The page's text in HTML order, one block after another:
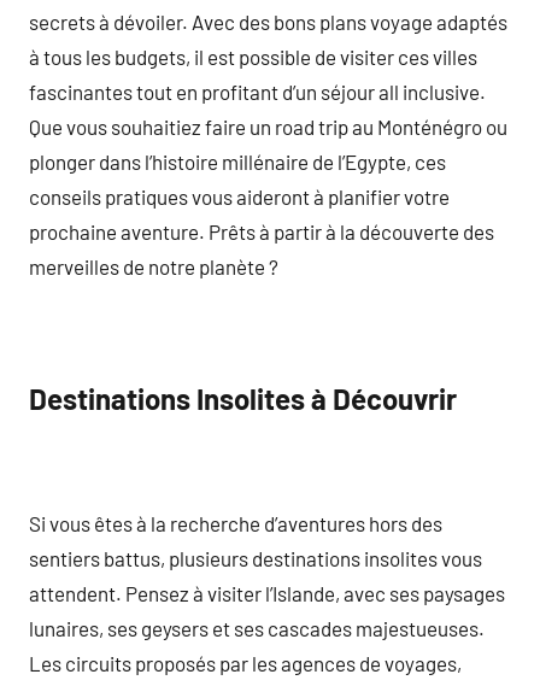
secrets à dévoiler. Avec des bons plans voyage adaptés
à tous les budgets, il est possible de visiter ces villes
fascinantes tout en profitant d’un séjour all inclusive.
Que vous souhaitiez faire un road trip au Monténégro ou
plonger dans l’histoire millénaire de l’Egypte, ces
conseils pratiques vous aideront à planifier votre
prochaine aventure. Prêts à partir à la découverte des
merveilles de notre planète ?
Destinations Insolites à Découvrir
Si vous êtes à la recherche d’aventures hors des
sentiers battus, plusieurs destinations insolites vous
attendent. Pensez à visiter l’Islande, avec ses paysages
lunaires, ses geysers et ses cascades majestueuses.
Les circuits proposés par les agences de voyages,